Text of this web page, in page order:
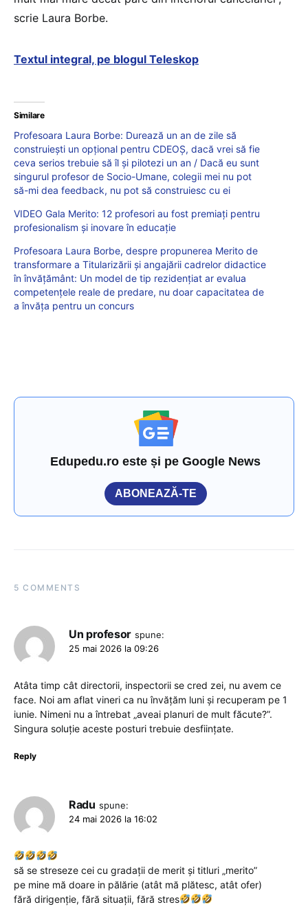
scrie Laura Borbe.
Textul integral, pe blogul Teleskop
Similare
Profesoara Laura Borbe: Durează un an de zile să
construiești un opțional pentru CDEOȘ, dacă vrei să fie
ceva serios trebuie să îl și pilotezi un an / Dacă eu sunt
singurul profesor de Socio-Umane, colegii mei nu pot
să-mi dea feedback, nu pot să construiesc cu ei
VIDEO Gala Merito: 12 profesori au fost premiați pentru
profesionalism și inovare în educație
Profesoara Laura Borbe, despre propunerea Merito de
transformare a Titularizării și angajării cadrelor didactice
în învățământ: Un model de tip rezidențiat ar evalua
competențele reale de predare, nu doar capacitatea de
a învăța pentru un concurs
Edupedu.ro este și pe Google News
ABONEAZĂ-TE
5 COMMENTS
Un profesor spune:
25 mai 2026 la 09:26
Atâta timp cât directorii, inspectorii se cred zei, nu avem ce
face. Noi am aflat vineri ca nu învățăm luni și recuperam pe 1
iunie. Nimeni nu a întrebat „aveai planuri de mult făcute?”.
Singura soluție aceste posturi trebuie desființate.
Reply
Radu spune:
24 mai 2026 la 16:02
să se streseze cei cu gradații de merit și titluri „merito”
pe mine mă doare in pălărie (atât mă plătesc, atât ofer)
fără dirigenție, fără situații, fără stres